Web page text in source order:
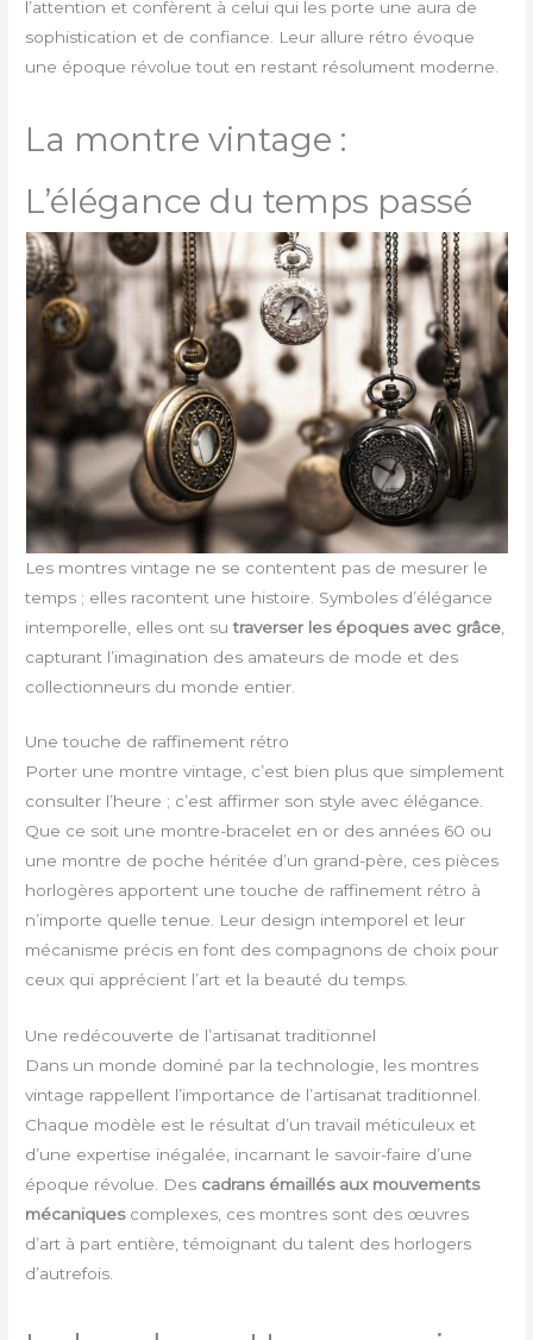
l’attention et confèrent à celui qui les porte une aura de
sophistication et de confiance. Leur allure rétro évoque
une époque révolue tout en restant résolument moderne.
La montre vintage :
L’élégance du temps passé
Les montres vintage ne se contentent pas de mesurer le
temps ; elles racontent une histoire. Symboles d’élégance
intemporelle, elles ont sutraverser les époques avec grâce
capturant l’imagination des amateurs de mode et des
collectionneurs du monde entier.
Une touche de raffinement rétro
Porter une montre vintage, c’est bien plus que simplement
consulter l’heure ; c’est affirmer son style avec élégance.
Que ce soit une montre-bracelet en or des années 60 ou
une montre de poche héritée d’un grand-père, ces pièces
horlogères apportent une touche de raffinement rétro à
n’importe quelle tenue. Leur design intemporel et leur
mécanisme précis en font des compagnons de choix pour
ceux qui apprécient l’art et la beauté du temps.
Une redécouverte de l’artisanat traditionnel
Dans un monde dominé par la technologie, les montres
vintage rappellent l’importance de l’artisanat traditionnel.
Chaque modèle est le résultat d’un travail méticuleux et
d’une expertise inégalée, incarnant le savoir-faire d’une
époque révolue. Des cadrans émaillés aux mouvements
mécaniquescomplexes, ces montres sont des œuvres
d’art à part entière, témoignant du talent des horlogers
d’autrefois.